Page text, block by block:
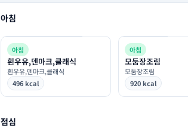
아침
아침
흰우유,덴마크,클래식
흰우유,덴마크,클래식
496 kcal
아침
모둠장조림
모둠장조림
920 kcal
점심